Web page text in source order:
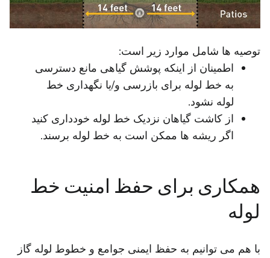
توصیه ها شامل موارد زیر است:
اطمینان از اینکه پوشش گیاهی مانع دسترسی
به خط لوله برای بازرسی و/یا نگهداری خط
لوله نشود.
از کاشت گیاهان نزدیک خط لوله خودداری کنید
اگر ریشه ها ممکن است به خط لوله برسند.
همکاری برای حفظ امنیت خط
لوله
با هم می توانیم به حفظ ایمنی جوامع و خطوط لوله گاز